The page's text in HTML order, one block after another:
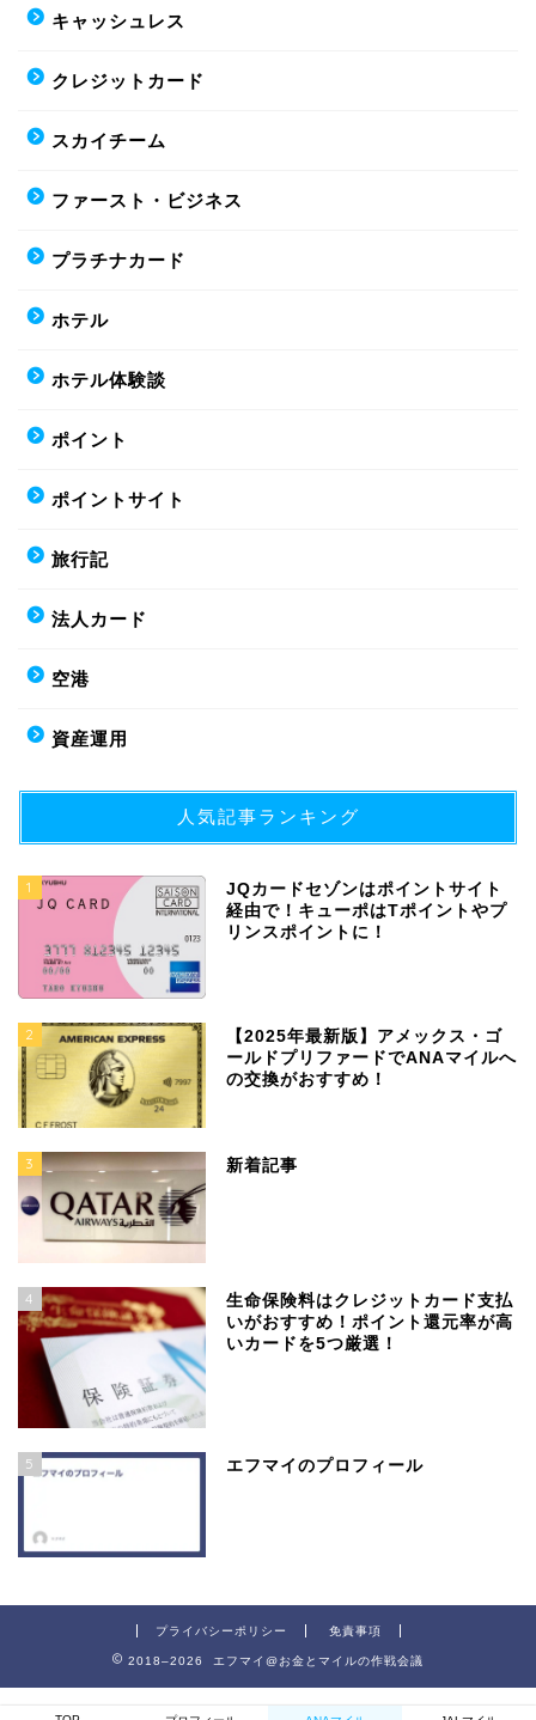
キャッシュレス
クレジットカード
スカイチーム
ファースト・ビジネス
プラチナカード
ホテル
ホテル体験談
ポイント
ポイントサイト
旅行記
法人カード
空港
資産運用
人気記事ランキング
1
JQカードセゾンはポイントサイト
経由で！キューポはTポイントやプ
リンスポイントに！
2
【2025年最新版】アメックス・ゴ
ールドプリファードでANAマイルへ
の交換がおすすめ！
3 新着記事
4
生命保険料はクレジットカード支払
いがおすすめ！ポイント還元率が高
いカードを5つ厳選！
5 エフマイのプロフィール
プライバシーポリシー 免責事項
2018–2026 エフマイ@お金とマイルの作戦会議